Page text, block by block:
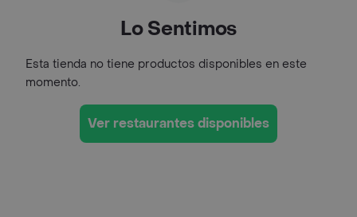
Lo Sentimos
Esta tienda no tiene productos disponibles en este
momento.
Ver restaurantes disponibles